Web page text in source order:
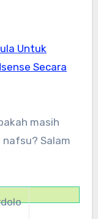
Untuk
Secara
masih
Salam